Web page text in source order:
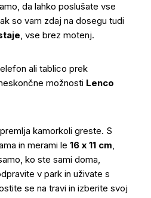
da lahko poslušate vse
so vam zdaj na dosegu tudi
, vse brez motenj.
ali tablico prek
možnosti Lenco
kamorkoli greste. S
in merami le 16 x 11 cm,
ko ste sami doma,
v park in uživate s
se na travi in izberite svoj